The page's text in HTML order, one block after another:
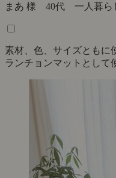
まあ 様 40代 一人暮ら
素材、色、サイズともに
ランチョンマットとして